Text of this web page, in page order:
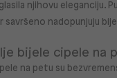
njihovu eleganciju.
savršeno nadopunjuju
bijele cipele na
na petu su